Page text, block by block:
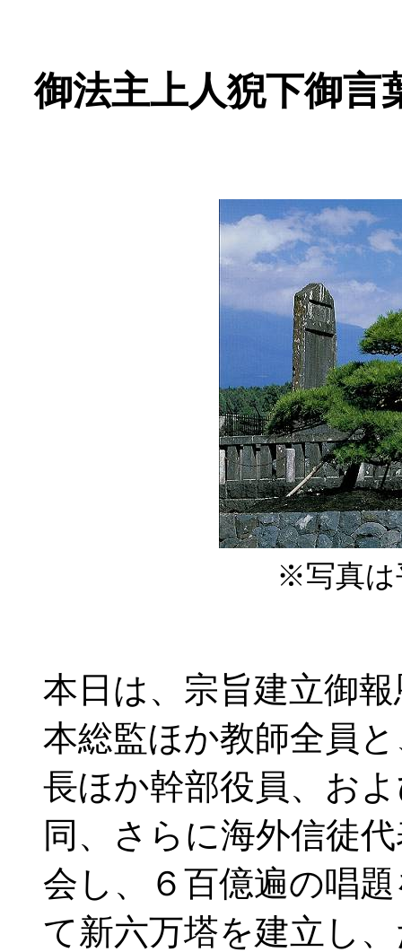
御法主上人猊下御
※写真は
本日は、宗旨建立御
本総監ほか教師全員
長ほか幹部役員、お
同、さらに海外信徒
会し、６百億遍の唱
て新六万塔を建立し